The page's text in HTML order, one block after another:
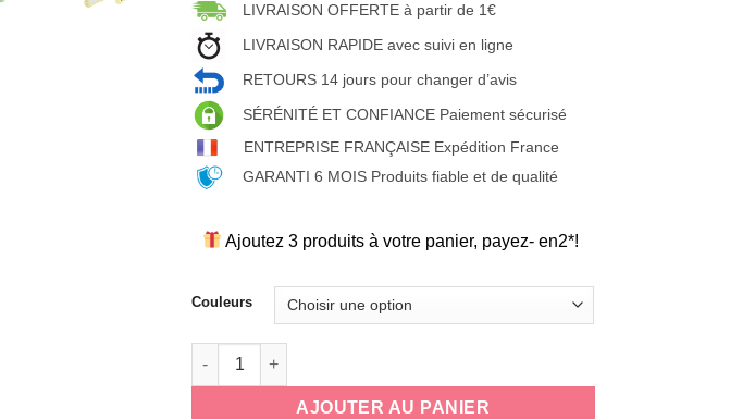
LIVRAISON OFFERTE à partir de 1€
LIVRAISON RAPIDE avec suivi en ligne
RETOURS 14 jours pour changer d’avis
SÉRÉNITÉ ET CONFIANCE Paiement sécurisé
ENTREPRISE FRANÇAISE Expédition France
GARANTI 6 MOIS Produits fiable et de qualité
Ajoutez 3 produits à votre panier, payez- en2*!
Couleurs
quantité de coque souple universelle antichoc en silicone cordon tour de
AJOUTER AU PANIER